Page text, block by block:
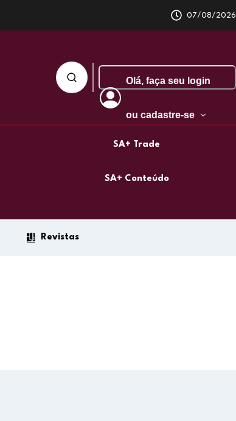
07/08/2026
Olá, faça seu login
ou cadastre-se
SA+ Trade
SA+ Conteúdo
Revistas